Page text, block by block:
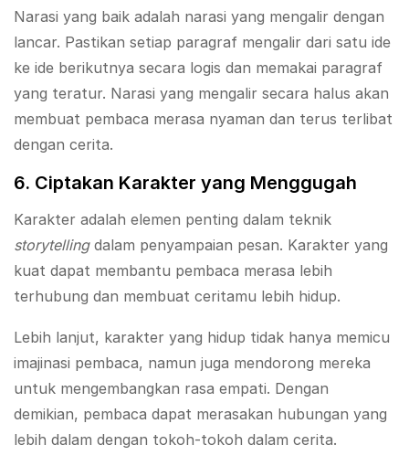
Narasi yang baik adalah narasi yang mengalir dengan
lancar. Pastikan setiap paragraf mengalir dari satu ide
ke ide berikutnya secara logis dan memakai paragraf
yang teratur. Narasi yang mengalir secara halus akan
membuat pembaca merasa nyaman dan terus terlibat
dengan cerita.
6. Ciptakan Karakter yang Menggugah
Karakter adalah elemen penting dalam teknik
storytelling dalam penyampaian pesan. Karakter yang
kuat dapat membantu pembaca merasa lebih
terhubung dan membuat ceritamu lebih hidup.
Lebih lanjut, karakter yang hidup tidak hanya memicu
imajinasi pembaca, namun juga mendorong mereka
untuk mengembangkan rasa empati. Dengan
demikian, pembaca dapat merasakan hubungan yang
lebih dalam dengan tokoh-tokoh dalam cerita.